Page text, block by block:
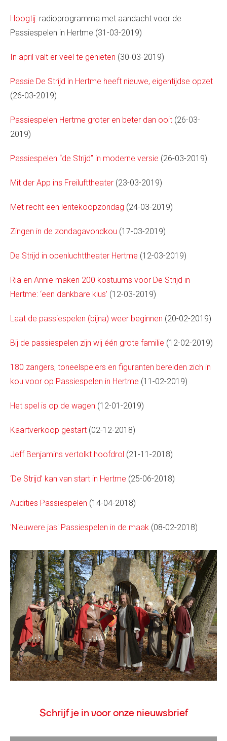
Hoogtij: radioprogramma met aandacht voor de
Passiespelen in Hertme (31-03-2019)
In april valt er veel te genieten (30-03-2019)
Passie De Strijd in Hertme heeft nieuwe, eigentijdse opzet
(26-03-2019)
Passiespelen Hertme groter en beter dan ooit (26-03-
2019)
Passiespelen “de Strijd” in moderne versie (26-03-2019)
Mit der App ins Freilufttheater (23-03-2019)
Met recht een lentekoopzondag (24-03-2019)
Zingen in de zondagavondkou (17-03-2019)
De Strijd in openluchttheater Hertme (12-03-2019)
Ria en Annie maken 200 kostuums voor De Strijd in
Hertme: ‘een dankbare klus’ (12-03-2019)
Laat de passiespelen (bijna) weer beginnen (20-02-2019)
Bij de passiespelen zijn wij één grote familie (12-02-2019)
180 zangers, toneelspelers en figuranten bereiden zich in
kou voor op Passiespelen in Hertme (11-02-2019)
Het spel is op de wagen (12-01-2019)
Kaartverkoop gestart (02-12-2018)
Jeff Benjamins vertolkt hoofdrol (21-11-2018)
‘De Strijd’ kan van start in Hertme (25-06-2018)
Audities Passiespelen (14-04-2018)
'Nieuwere jas' Passiespelen in de maak (08-02-2018)
Schrijf je in voor onze nieuwsbrief